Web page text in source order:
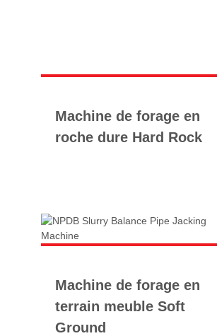
Machine de forage en
roche dure Hard Rock
Machine de forage en
terrain meuble Soft
Ground